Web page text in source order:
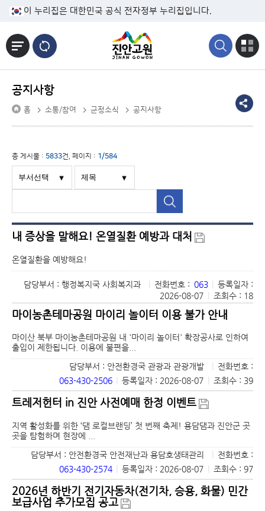
본문바로가기
이 누리집은 대한민국 공식 전자정부 누리집입니다.
공지사항
홈 소통/참여 군정소식 공지사항
총 게시물 : 5833건, 페이지 : 1/584
내 증상을 말해요! 온열질환 예방과 대처
온열질환을 예방해요!
담당부서 : 행정복지국 사회복지과 전화번호 : 063
등록일자 :
2026-08-07
조회수 : 18
마이농촌테마공원 마이리 놀이터 이용 불가 안내
마이산 북부 마이농촌테마공원 내 '마이리 놀이터' 확장공사로 인하여
출입이 제한됩니다. 이용에 불편을...
담당부서 : 안전환경국 관광과 관광개발
전화번호 :
063-430-2506
등록일자 : 2026-08-07 조회수 : 39
트레저헌터 in 진안 사전예매 한정 이벤트
지역 활성화를 위한 ‘댐 로컬브랜딩’ 첫 번째 축제! 용담댐과 진안군 곳
곳을 탐험하며 현장에 ...
담당부서 : 안전환경국 안전재난과 용담호생태관리
전화번호 :
063-430-2574
등록일자 : 2026-08-07 조회수 : 97
2026년 하반기 전기자동차(전기차, 승용, 화물) 민간
보급사업 추가모집 공고